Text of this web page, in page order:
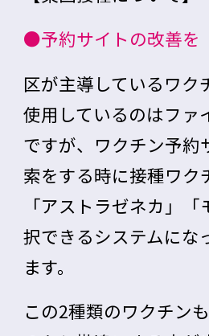
●予約サイトの改善を
区が主導しているワク
使用しているのはファ
ですが、ワクチン予約
索をする時に接種ワク
「アストラゼネカ」
択できるシステムにな
ます。
この2種類のワクチン